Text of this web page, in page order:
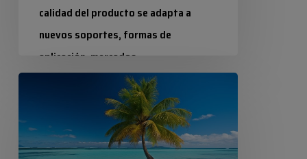
calidad del producto se adapta a
nuevos soportes, formas de
aplicación, mercados…
Industrias Químicas Iris
2024-09-24